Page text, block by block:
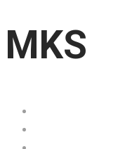
MKS